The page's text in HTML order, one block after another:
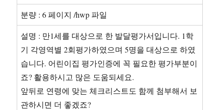
분량 : 6 페이지 /hwp 파일
설명 : 만1세를 대상으로 한 발달평가서입니다. 1학
기 각영역별 2회평가하였으며 5명을 대상으로 하였
습니다. 어린이집 평가인증에 꼭 필요한 평가부분이
죠? 활용하시고 많은 도움되세요.
앞뒤로 연령에 맞는 체크리스트도 함께 첨부해서 보
관하시면 더 좋겠죠?